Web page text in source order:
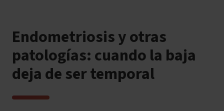
Endometriosis y otras
patologías: cuando la baja
deja de ser temporal